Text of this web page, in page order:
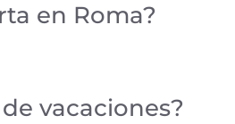
en Roma?
vacaciones?